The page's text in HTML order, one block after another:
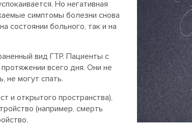
Но негативная
симптомы болезни снова
состоянии больного, так и на
вид ГТР. Пациенты с
всего дня. Они не
не могут спать.
и открытого пространства),
(например, смерть